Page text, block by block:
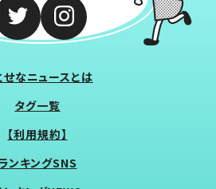
せなニュースとは
タグ一覧
【利用規約】
ンキングSNS